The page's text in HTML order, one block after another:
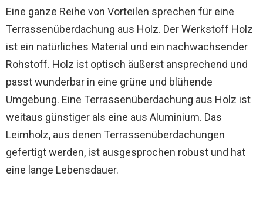
Eine ganze Reihe von Vorteilen sprechen für eine
Terrassenüberdachung aus Holz. Der Werkstoff Holz
ist ein natürliches Material und ein nachwachsender
Rohstoff. Holz ist optisch äußerst ansprechend und
passt wunderbar in eine grüne und blühende
Umgebung. Eine Terrassenüberdachung aus Holz ist
weitaus günstiger als eine aus Aluminium. Das
Leimholz, aus denen Terrassenüberdachungen
gefertigt werden, ist ausgesprochen robust und hat
eine lange Lebensdauer.